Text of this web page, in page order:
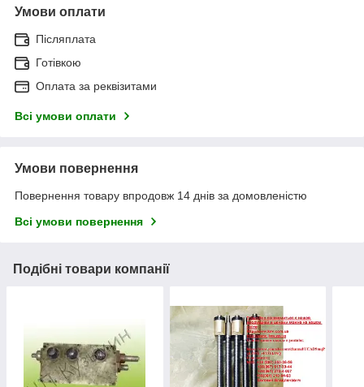
Умови оплати
Післяплата
Готівкою
Оплата за реквізитами
Всі умови оплати
Умови повернення
Повернення товару впродовж 14 днів за домовленістю
Всі умови повернення
Подібні товари компанії